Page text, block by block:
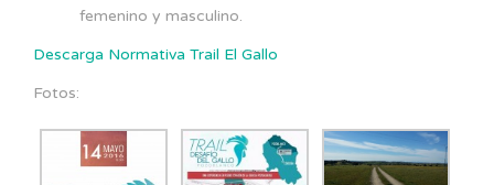
femenino y masculino.
Descarga Normativa Trail El Gallo
Fotos: